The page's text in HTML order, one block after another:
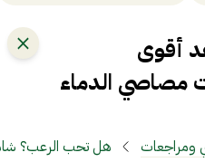
أقوى
مصاصي الدماء
ومراجعات هل تحب الرعب؟